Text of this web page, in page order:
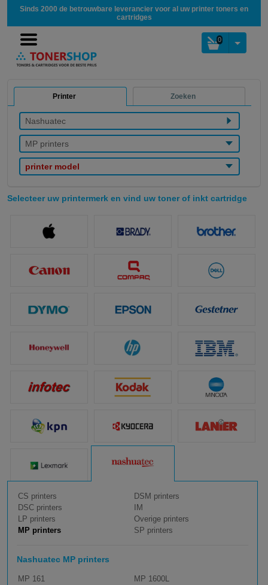
Sinds 2000 de betrouwbare leverancier voor al uw printer toners en
cartridges
0
Printer Zoeken
Nashuatec
MP printers
printer model
Selecteer uw printermerk en vind uw toner of inkt cartridge
CS printers
DSC printers
DSM printers
IM
LP printers
MP printers
Overige printers
SP printers
Nashuatec MP printers
MP 161
MP 1600L